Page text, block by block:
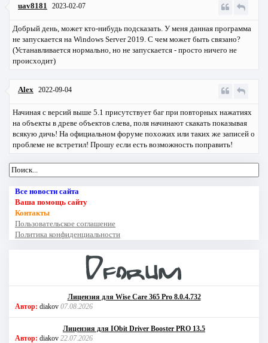
uav8181 2023-02-07
Добрый день, может кто-нибудь подсказать. У меня данная программа
не запускается на Windows Server 2019. С чем может быть связано?
(Устанавливается нормально, но не запускается - просто ничего не
происходит)
Alex 2022-09-04
Начиная с версий выше 5.1 присутствует баг при повторных нажатиях
на объекты в древе объектов слева, поля начинают скакать показывая
всякую дичь! На официальном форуме похожих или таких же записей о
проблеме не встретил! Прошу если есть возможность поправить!
Все новости сайта
Ваша помощь сайту
Контакты
Пользовательское соглашение
Политика конфиденциальности
Лицензия для Wise Care 365 Pro 8.0.4.732
Автор: diakov 07.08.2026
Лицензия для IObit Driver Booster PRO 13.5
Автор: diakov 22.07.2026